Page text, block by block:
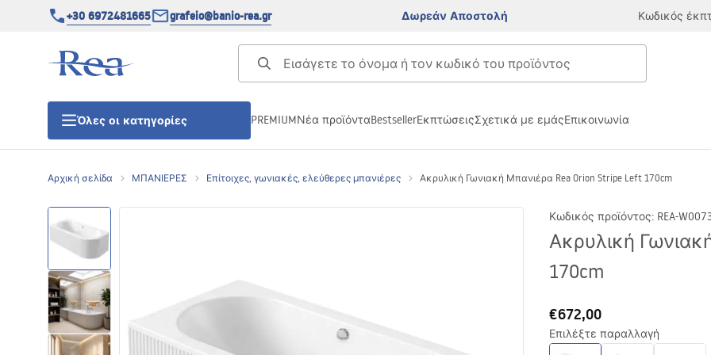
+30 6972481665 grafeio@banio-rea.gr Δωρεάν Αποστολή Κωδικός
Όλες οι κατηγορίες
Πόρτες ντουζίερας
ΒΑΣΕΙΣ ΝΤΟΥΖΙΕΡΑΣ
ΣΙΦΩΝΙΑ ΔΑΠΕΔΟΥ
PREMIUMΝέα προϊόνταBestsellerΕκπτώσειςΣχετικά με εμάςΕπικοινωνία
Αρχική σελίδα ΜΠΑΝΙΕΡΕΣ Επίτοιχες, γωνιακές, ελεύθερες μπανιέρες Ακρυλική Γωνιακή Μπανιέρα Rea Orion Stripe Left 170cm
Κωδικός προϊόντος: REA-
Ακρυλική
170cm
€672,00
Επιλέξτε παραλλαγή